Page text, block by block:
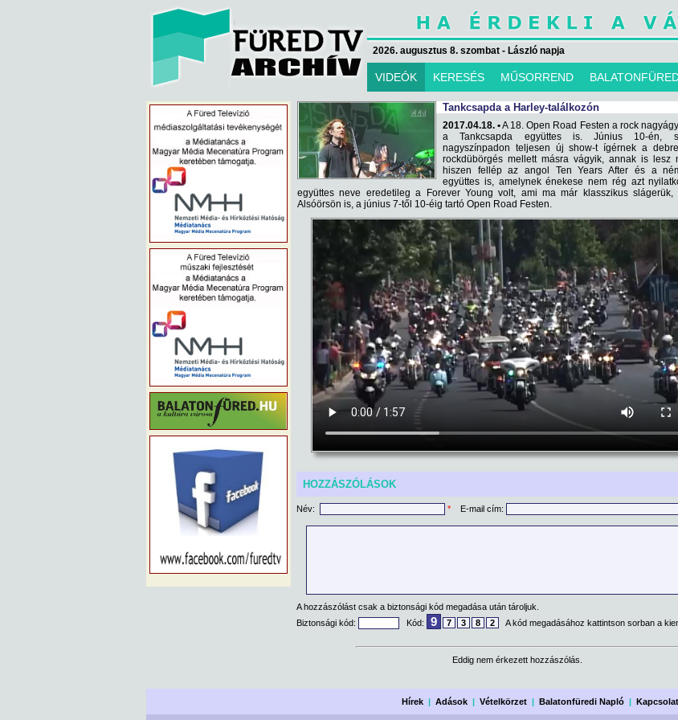
2026. augusztus 8. szombat - László napja
VIDEÓK KERESÉS MŰSORREND
Tankcsapda a Harley-találkozón
2017.04.18. •A 18. Open Road Festen a rock
a Tankcsapda együttes is. Június 10-én,
nagyszínpadon teljesen új show-t ígérnek a
rockdübörgés mellett másra vágyik, annak is lesz
hiszen fellép az angol Ten Years After és a
együttes is, amelynek énekese nem rég azt
együttes neve eredetileg a Forever Young volt, ami ma már klasszikus slágerük,
Alsóörsön is, a június 7-től 10-éig tartó Open Road Festen.
HOZZÁSZÓLÁSOK
Név: * E-mail cím:
A hozzászólást csak a biztonsági kód megadása után tároljuk.
Biztonsági kód:
Kód: 9 7 3 8 2 A kód megadásához kattintson sorban a
Eddig nem érkezett hozzászólás.
Hírek| Adások| Vételkörzet| Balatonfüredi Napló| Kapcsolat